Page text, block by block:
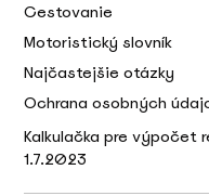
Cestovanie
Motoristický slovník
Najčastejšie otázky
Ochrana osobných
Kalkulačka pre výpočet
1.7.2023